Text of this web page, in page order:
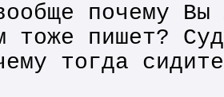
почему Вы
тоже пишет?
тогда